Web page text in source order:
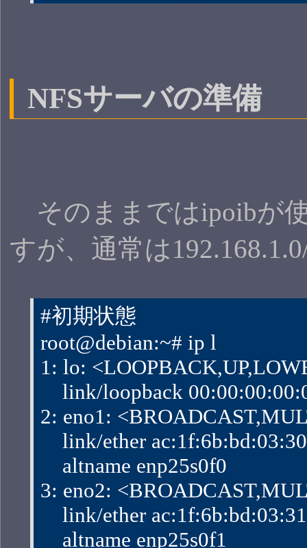
NFSサーバの準備
そのままではipoibが
すが、通常は
#初期状態
root@debian:~# ip l
1: lo:
link/loopback
2: eno1:
link/ether
altname enp25s0f0
3: eno2:
link/ether
altname enp25s0f1